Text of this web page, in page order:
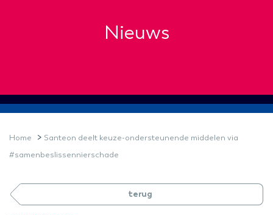
Nieuws
Home > Santeon deelt keuze-ondersteunende middelen via
#samenbeslissennierschade
terug